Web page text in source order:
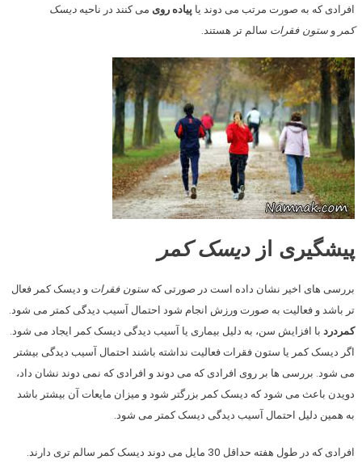
افرادی که به صورت مرتب می دوند یا پیاده روی می کنند در ناحیه دیسک
کمر و ستون فقرات سالم تر هستند.
پیشگیری ازدیسک کمر
بررسی های اخیر نشان داده است در صورتی که ستون فقرات و دیسک کمر فعال
تر باشد و فعالیت به صورت ورزش انجام شود احتمال آسیب دیدگی کمتر می شود.
کمردردبا افزایش سن، به دلیل بیماری یا آسیب دیدگی دیسک کمر ایجاد می شود.
اگر دیسک کمر یا ستون فقرات فعالیت نداشته باشند احتمال آسیب دیدگی بیشتر
می شود. بررسی ها بر روی افرادی که می دوند و افرادی که نمی دوند نشان داد،
دویدن باعث می شود که دیسک کمر بزرگتر شود و میزان مایعات آن بیشتر باشد
به همین دلیل احتمال آسیب دیدگی دیسک کمتر می شود.
افرادی که در طول هفته حداقل 30 مایل می دوند دیسک کمر سالم تری دارند.